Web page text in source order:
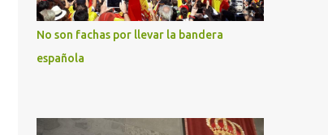
No son fachas por llevar la bandera
española